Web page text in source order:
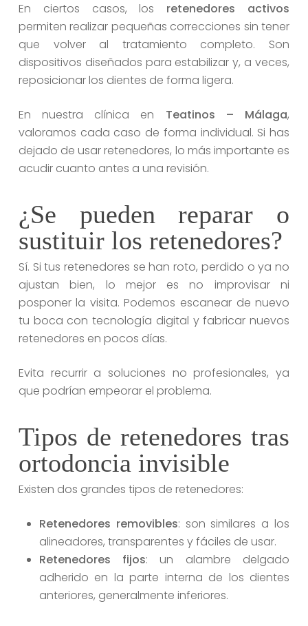
En ciertos casos, los retenedores activos
permiten realizar pequeñas correcciones sin tener
que volver al tratamiento completo. Son
dispositivos diseñados para estabilizar y, a veces,
reposicionar los dientes de forma ligera.
En nuestra clínica en Teatinos – Málaga,
valoramos cada caso de forma individual. Si has
dejado de usar retenedores, lo más importante es
acudir cuanto antes a una revisión.
¿Se pueden reparar o
sustituir los retenedores?
Sí. Si tus retenedores se han roto, perdido o ya no
ajustan bien, lo mejor es no improvisar ni
posponer la visita. Podemos escanear de nuevo
tu boca con tecnología digital y fabricar nuevos
retenedores en pocos días.
Evita recurrir a soluciones no profesionales, ya
que podrían empeorar el problema.
Tipos de retenedores tras
ortodoncia invisible
Existen dos grandes tipos de retenedores:
Retenedores removibles: son similares a los
alineadores, transparentes y fáciles de usar.
Retenedores fijos: un alambre delgado
adherido en la parte interna de los dientes
anteriores, generalmente inferiores.